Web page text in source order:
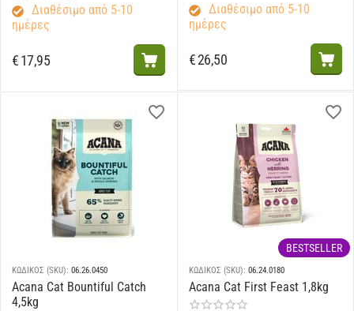
Διαθέσιμο από 5-10
ημέρες
€17,95
Διαθέσιμο από 5-10
ημέρες
€26,50
ΚΩΔΙΚΟΣ (SKU): 06.26.0450
Acana Cat Bountiful Catch
4,5kg
BESTSELLER
ΚΩΔΙΚΟΣ (SKU): 06.24.0180
Acana Cat First Feast 1,8kg